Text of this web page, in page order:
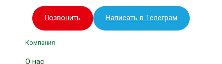
Позвонить Написать в Телеграм
Компания
О нас